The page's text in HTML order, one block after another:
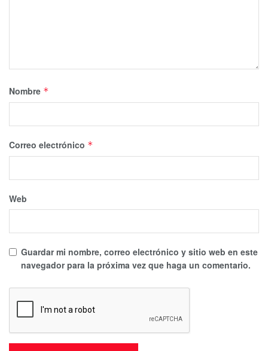
Nombre *
Correo electrónico *
Web
Guardar mi nombre, correo electrónico y sitio web en este
navegador para la próxima vez que haga un comentario.